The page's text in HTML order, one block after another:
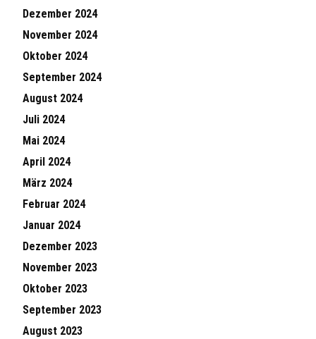
Dezember 2024
November 2024
Oktober 2024
September 2024
August 2024
Juli 2024
Mai 2024
April 2024
März 2024
Februar 2024
Januar 2024
Dezember 2023
November 2023
Oktober 2023
September 2023
August 2023